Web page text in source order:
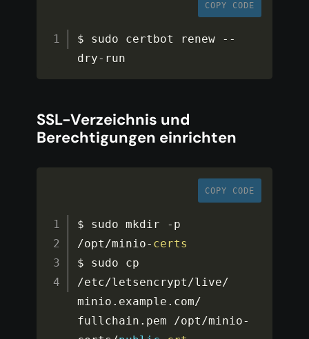
COPY CODE
$ sudo certbot renew --
dry- run
SSL-Verzeichnis und
Berechtigungen einrichten
COPY CODE
$ sudo mkdir -
/opt/minio- certs
/etc/letsencrypt/live/
minio . example . com/
fullchain . pem /opt/minio-